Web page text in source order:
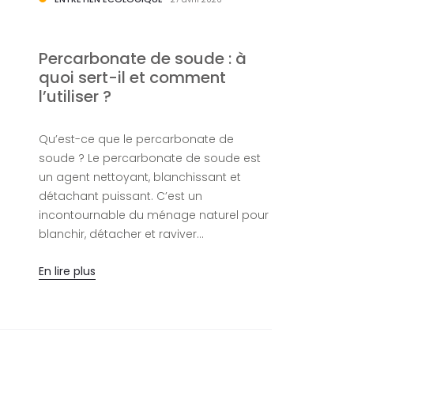
Percarbonate de soude : à
quoi sert-il et comment
l’utiliser ?
Qu’est-ce que le percarbonate de
soude ? Le percarbonate de soude est
un agent nettoyant, blanchissant et
détachant puissant. C’est un
incontournable du ménage naturel pour
blanchir, détacher et raviver…
En lire plus